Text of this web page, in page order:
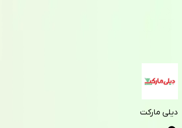
دیلی مارکت